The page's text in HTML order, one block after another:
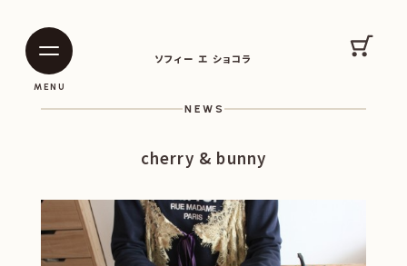
ソフィー エ ショコラ
MENU
カー
NEWS
cherry & bunny